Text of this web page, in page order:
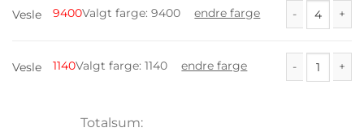
Vesle 9400Valgt farge:9400 endre farge
Vesle 1140Valgt farge:1140 endre farge
Totalsum: